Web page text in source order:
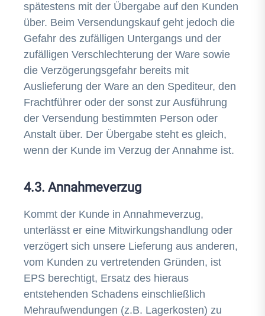
spätestens mit der Übergabe auf den Kunden
über. Beim Versendungskauf geht jedoch die
Gefahr des zufälligen Untergangs und der
zufälligen Verschlechterung der Ware sowie
die Verzögerungsgefahr bereits mit
Auslieferung der Ware an den Spediteur, den
Frachtführer oder der sonst zur Ausführung
der Versendung bestimmten Person oder
Anstalt über. Der Übergabe steht es gleich,
wenn der Kunde im Verzug der Annahme ist.
4.3. Annahmeverzug
Kommt der Kunde in Annahmeverzug,
unterlässt er eine Mitwirkungshandlung oder
verzögert sich unsere Lieferung aus anderen,
vom Kunden zu vertretenden Gründen, ist
EPS berechtigt, Ersatz des hieraus
entstehenden Schadens einschließlich
Mehraufwendungen (z.B. Lagerkosten) zu